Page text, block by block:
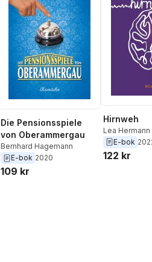
Die Pensionsspiele
von Oberammergau
Bernhard Hagemann
E-bok 2020
109 kr
Hirnweh
Lea Hermann
E-bok
122 kr